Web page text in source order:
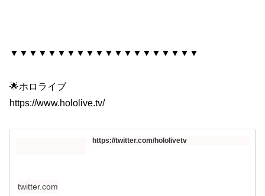
▼▼▼▼▼▼▼▼▼▼▼▼▼▼▼▼▼▼▼▼
🌟ホロライブ
https://www.hololive.tv/​
https://twitter.com/hololivetv
twitter.com